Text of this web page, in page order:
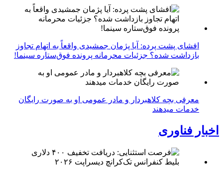
افشای پشت پرده: آیا پژمان جمشیدی واقعاً به اتهام تجاوز
بازداشت شده؟ جزئیات محرمانه پرونده فوق‌ستاره سینما!
معرفی بچه کلاهبردار و مادر عمومی او به صورت رایگان
خدمات میدهند
اخبار فناوری